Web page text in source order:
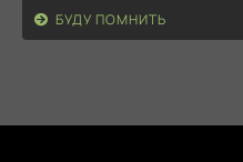
БУДУ ПОМНИТЬ